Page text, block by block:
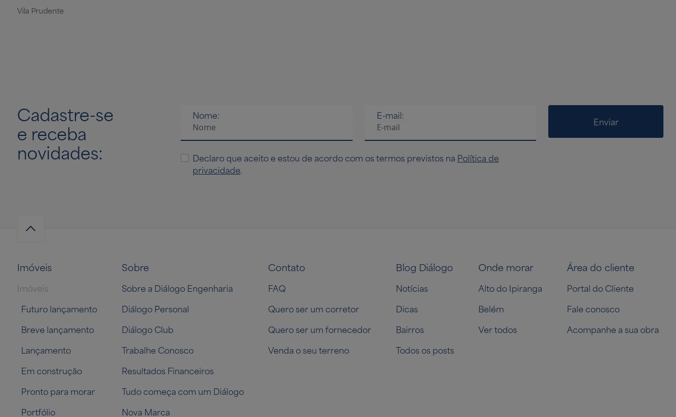
Vila Prudente
Cadastre-se
e receba
novidades:
Nome: E-mail:
Declaro que aceito e estou de acordo com os termos previstos na Política de
privacidade.
Enviar
Imóveis
Imóveis
Futuro lançamento
Breve lançamento
Lançamento
Em construção
Pronto para morar
Portfólio
Sobre
Sobre a Diálogo Engenharia
Diálogo Personal
Diálogo Club
Trabalhe Conosco
Resultados Financeiros
Tudo começa com um Diálogo
Nova Marca
Contato
FAQ
Quero ser um corretor
Quero ser um fornecedor
Venda o seu terreno
Blog Diálogo
Notícias
Dicas
Bairros
Todos os posts
Onde morar
Alto do Ipiranga
Belém
Ver todos
Área do cliente
Portal do Cliente
Fale conosco
Acompanhe a sua obra